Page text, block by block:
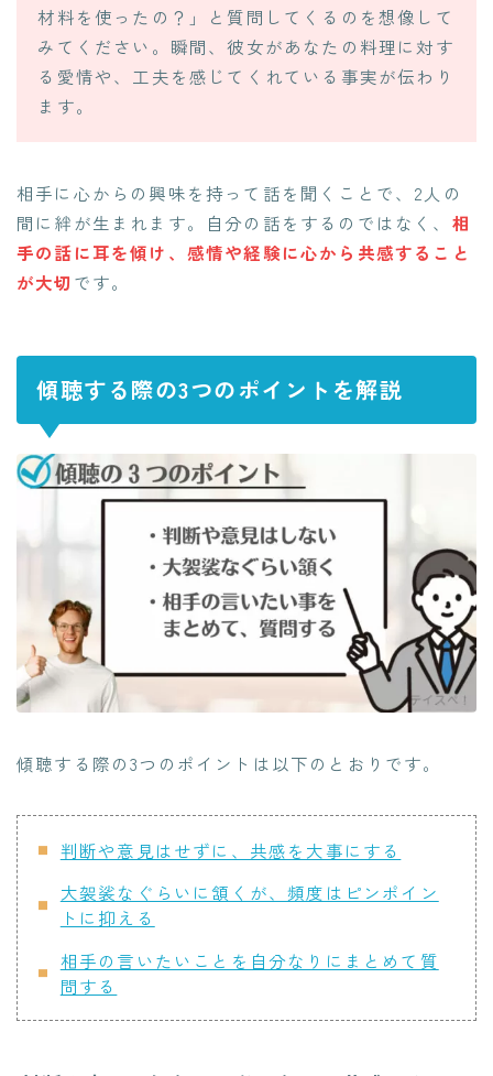
材料を使ったの？」と質問してくるのを想像して
みてください。瞬間、彼女があなたの料理に対す
る愛情や、工夫を感じてくれている事実が伝わり
ます。
相手に心からの興味を持って話を聞くことで、2人の
間に絆が生まれます。自分の話をするのではなく、 相
手の話に耳を傾け、感情や経験に心から共感すること
が大切 です。
傾聴する際の3つのポイントを解説
傾聴する際の3つのポイントは以下のとおりです。
判断や意見はせずに、共感を大事にする
大袈裟なぐらいに頷くが、頻度はピンポイン
トに抑える
相手の言いたいことを自分なりにまとめて質
問する